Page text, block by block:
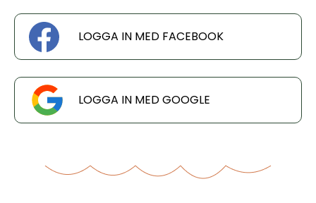
LOGGA IN MED FACEBOOK
LOGGA IN MED GOOGLE